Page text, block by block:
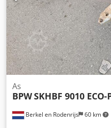
Berkel en Rodenrijs 60 km
As
BPWSKHBF 9010 ECO-